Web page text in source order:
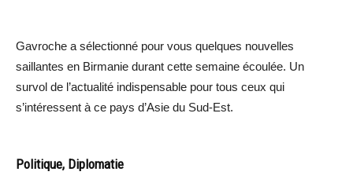
Gavroche a sélectionné pour vous quelques nouvelles
saillantes en Birmanie durant cette semaine écoulée. Un
survol de l’actualité indispensable pour tous ceux qui
s’intéressent à ce pays d’Asie du Sud-Est.
Politique, Diplomatie